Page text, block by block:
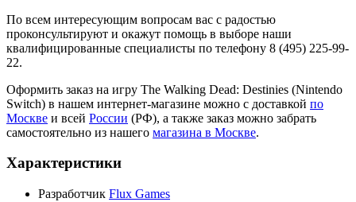
По всем интересующим вопросам вас с радостью
проконсультируют и окажут помощь в выборе наши
квалифицированные специалисты по телефону 8 (495) 225-99-
22.
Оформить заказ на игру The Walking Dead: Destinies (Nintendo
Switch) в нашем интернет-магазине можно с доставкой по
Москве и всей России (РФ), а также заказ можно забрать
самостоятельно из нашего магазина в Москве.
Характеристики
Разработчик Flux Games